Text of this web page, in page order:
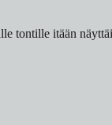
tontille itään